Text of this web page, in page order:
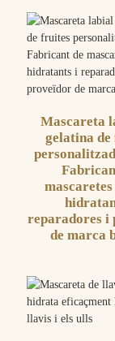
Mascareta
gelatina
reparadores i
de marca